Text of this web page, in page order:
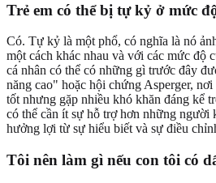
Trẻ em có thể bị tự kỷ ở mức
Có. Tự kỷ là một phổ, có nghĩa là nó
một cách khác nhau và với các mức độ
cá nhân có thể có những gì trước đây
năng cao" hoặc hội chứng Asperger,
tốt nhưng gặp nhiều khó khăn đáng kể
có thể cần ít sự hỗ trợ hơn những người
hưởng lợi từ sự hiểu biết và sự điều
Tôi nên làm gì nếu con tôi có